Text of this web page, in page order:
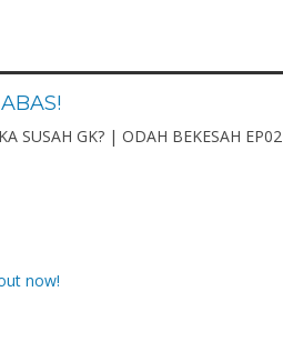
SUSAH GK? | ODAH BEKESAH EP02